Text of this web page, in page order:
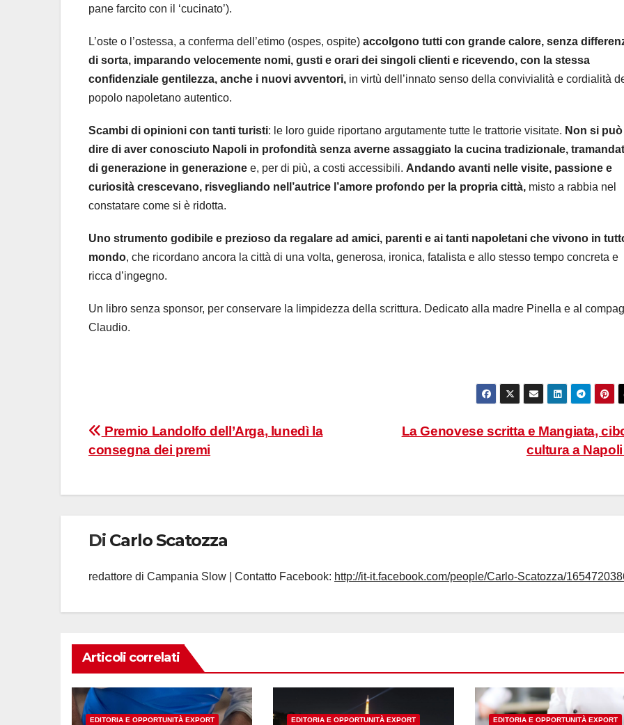
pane farcito con il ‘cucinato’).
L’oste o l’ostessa, a conferma dell’etimo (ospes, ospite) accolgono tutti con grande calore, senza
di sorta, imparando velocemente nomi, gusti e orari dei singoli clienti e ricevendo, con la stessa
confidenziale gentilezza, anche i nuovi avventori, in virtù dell’innato senso della convivialità e cordialità
popolo napoletano autentico.
Scambi di opinioni con tanti turisti: le loro guide riportano argutamente tutte le trattorie visitate. Non si può
dire di aver conosciuto Napoli in profondità senza averne assaggiato la cucina tradizionale,
di generazione in generazione e, per di più, a costi accessibili. Andando avanti nelle visite, passione e
curiosità crescevano, risvegliando nell’autrice l’amore profondo per la propria città, misto a rabbia nel
constatare come si è ridotta.
Uno strumento godibile e prezioso da regalare ad amici, parenti e ai tanti napoletani che vivono in
mondo, che ricordano ancora la città di una volta, generosa, ironica, fatalista e allo stesso tempo concreta e
ricca d’ingegno.
Un libro senza sponsor, per conservare la limpidezza della scrittura. Dedicato alla madre Pinella e al
Claudio.
Navigazione
articoli
La Genovese scritta e Mangiata,
cultura a Napoli
Premio Landolfo dell’Arga, lunedì la
consegna dei premi
Di Carlo Scatozza
redattore di Campania Slow | Contatto Facebook: http://it-it.facebook.com/people/Carlo-Scatozza/
Articoli correlati
EDITORIA E OPPORTUNITÀ EXPORT EDITORIA E OPPORTUNITÀ EXPORT EDITORIA E OPPORTUNITÀ EXPORT